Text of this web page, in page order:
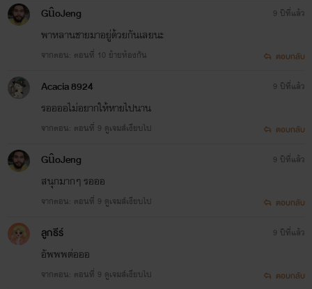
GûoJeng
พาหลานชายมาอยู่ด้วยกันเลยนะ
จากตอน: ตอนที่ 10 ย้ายห้องกัน
9 ปีที่แล้ว
ตอบกลับ
Acacia 8924
รออออไม่อยากให้หายไปนาน
จากตอน: ตอนที่ 9 ดูเจมส์เงียบไป
9 ปีที่แล้ว
ตอบกลับ
GûoJeng
สนุกมากๆ รอออ
จากตอน: ตอนที่ 9 ดูเจมส์เงียบไป
9 ปีที่แล้ว
ตอบกลับ
ลูกธีร์
อัพพพต่อออ
จากตอน: ตอนที่ 9 ดูเจมส์เงียบไป
9 ปีที่แล้ว
ตอบกลับ